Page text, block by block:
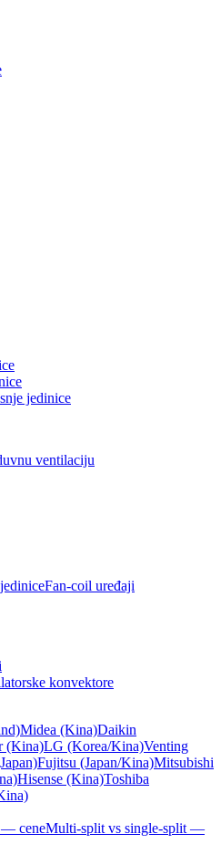
jedinice
ventilaciju
Fan-coil uređaji
konvektore
Midea (Kina)Daikin
(Kina)LG (Korea/Kina)Venting
Fujitsu (Japan/Kina)Mitsubishi
Hisense (Kina)Toshiba
— ceneMulti-split vs single-split —